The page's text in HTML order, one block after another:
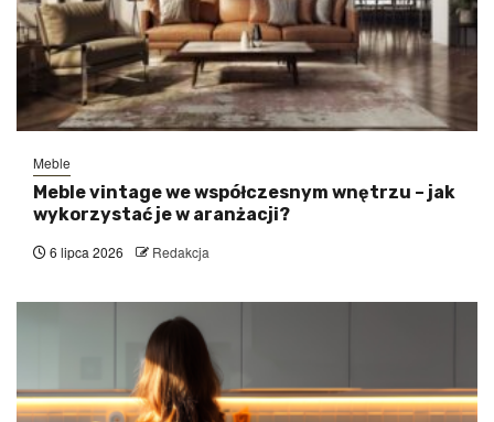
Meble
Meble vintage we współczesnym wnętrzu – jak
wykorzystać je w aranżacji?
6 lipca 2026 Redakcja